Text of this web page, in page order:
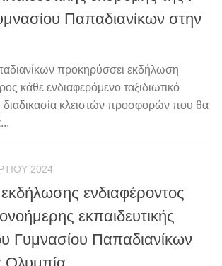
Παπαδιανίκων στην
προκηρύσσει εκδήλωση
κάθε ενδιαφερόμενο ταξιδιωτικό
διαδικασία κλειστών προσφορών που θα
2024
ενδιαφέροντος
εκπαιδευτικής
Γυμνασίου Παπαδιανίκων